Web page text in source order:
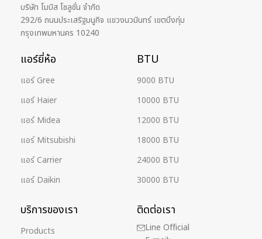
บริษัท โมบิส โซลูชั่น จำกัด
292/6 ถนนประเสริฐมนูกิจ แขวงนวมินทร์ เขตบึงกุ่ม
กรุงเทพมหานคร 10240
แอร์ยี่ห้อ
แอร์ Gree
แอร์ Haier
แอร์ Midea
แอร์ Mitsubishi
แอร์ Carrier
แอร์ Daikin
BTU
9000 BTU
10000 BTU
12000 BTU
18000 BTU
24000 BTU
30000 BTU
บริการของเรา
Products
ติดต่อเรา
Line Official